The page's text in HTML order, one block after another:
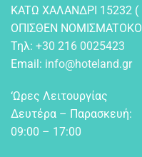
KATΩ XAΛANΔPI 15232 (
OΠIΣΘEN
Τηλ: +30 216 0025423
Email: info@hoteland.gr
‘Ωρες Λειτουργίας
Δευτέρα – Παρασκευή:
09:00 – 17:00